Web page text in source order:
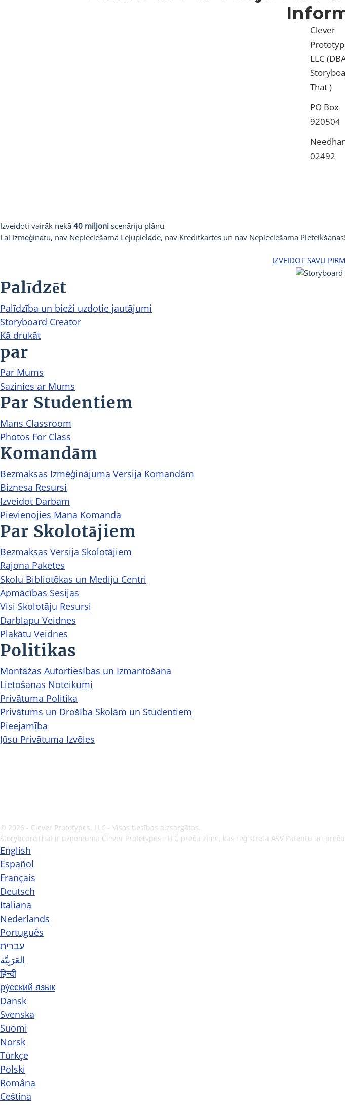
Clever
LLC
That )
PO Box
920504
02492
Izveidoti vairāk nekā 40 miljoni scenāriju plānu
Lai Izmēģinātu, nav Nepieciešama Lejupielāde, nav Kredītkartes un nav Nepieciešama Pieteikšanās!
IZVEIDOT SAVU
Palīdzēt
Palīdzība un bieži uzdotie jautājumi
Storyboard Creator
Kā drukāt
par
Par Mums
Sazinies ar Mums
Par Studentiem
Mans Classroom
Photos For Class
Komandām
Bezmaksas Izmēģinājuma Versija Komandām
Biznesa Resursi
Izveidot Darbam
Pievienojies Mana Komanda
Par Skolotājiem
Bezmaksas Versija Skolotājiem
Rajona Paketes
Skolu Bibliotēkas un Mediju Centri
Apmācības Sesijas
Visi Skolotāju Resursi
Darblapu Veidnes
Plakātu Veidnes
Politikas
Montāžas Autortiesības un Izmantošana
Lietošanas Noteikumi
Privātuma Politika
Privātums un Drošība Skolām un Studentiem
Pieejamība
Jūsu Privātuma Izvēles
© 2026 - Clever Prototypes, LLC - Visas tiesības aizsargātas.
StoryboardThat ir uzņēmuma Clever Prototypes , LLC preču zīme, kas reģistrēta ASV Patentu un
English
Español
Français
Deutsch
Italiana
Nederlands
Português
עברית
العَرَبِيَّة
हिन्दी
ру́сский язы́к
Dansk
Svenska
Suomi
Norsk
Türkçe
Polski
Româna
Ceština